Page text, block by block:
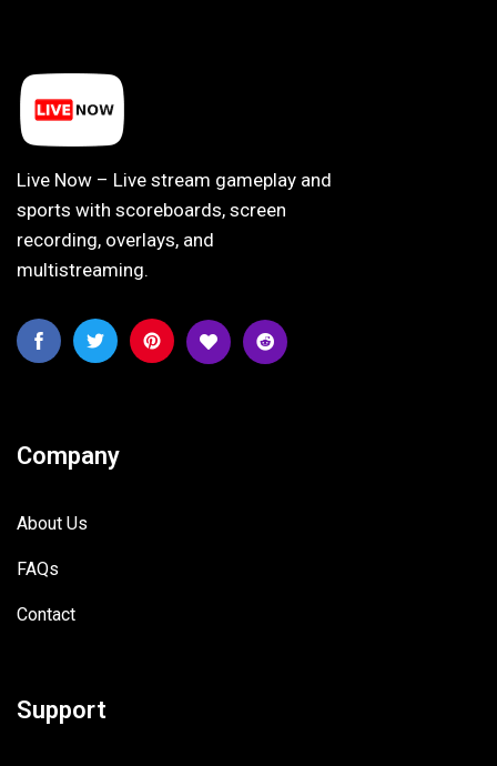
Live Now – Live stream gameplay and
sports with scoreboards, screen
recording, overlays, and
multistreaming.
Company
About Us
FAQs
Contact
Support